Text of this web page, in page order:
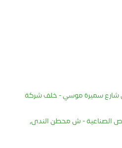
شارع سميرة موسي - خلف شركة
الصناعية - ش محطن الندى,